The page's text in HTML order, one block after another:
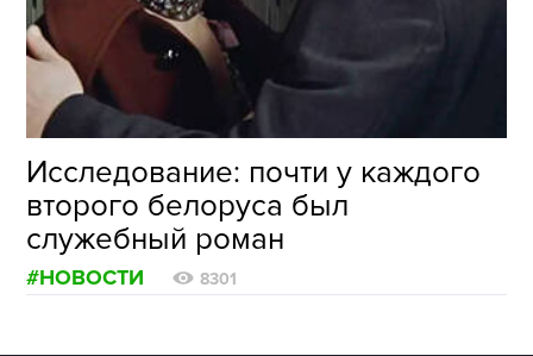
Исследование: почти у каждого
второго белоруса был
служебный роман
#НОВОСТИ 8301
ФОТОГРАФИЯ
ТИПОГРАФИКА
ИСТОРИИ БРЕНДОВ
О ПРОЕКТЕ
РЕКЛАМА
КОНТАКТЫ